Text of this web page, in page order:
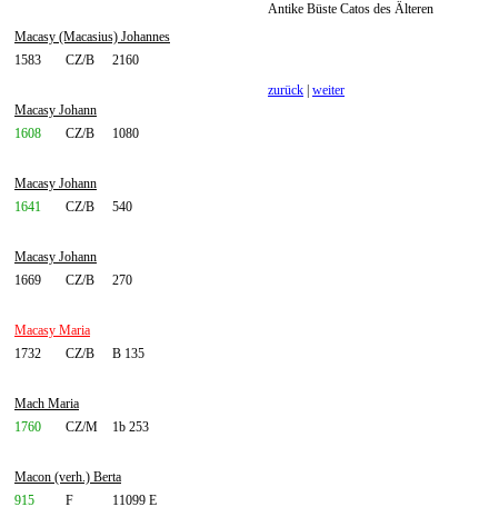
Macasy (Macasius) Johannes
1583
CZ/B 2160
Macasy Johann
1608
CZ/B 1080
Macasy Johann
1641
CZ/B 540
Macasy Johann
1669
CZ/B 270
Macasy Maria
1732
CZ/B B 135
Mach Maria
1760
CZ/M 1b 253
Macon (verh.) Berta
915
F 11099 E
Antike Büste Catos des Älteren
zurück weiter